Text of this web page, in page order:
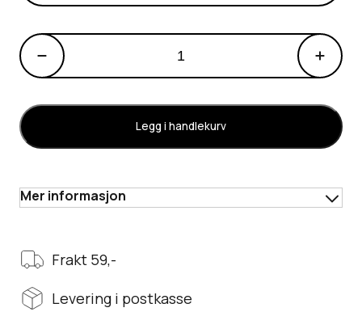
Fuck
Cancer™-
sokker,
limited
edition
-
antall
Legg i handlekurv
Mer informasjon
Frakt 59,-
Levering i postkasse